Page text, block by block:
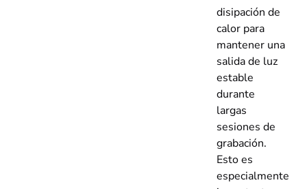
disipación de
calor para
mantener una
salida de luz
estable
durante
largas
sesiones de
grabación.
Esto es
especialmente